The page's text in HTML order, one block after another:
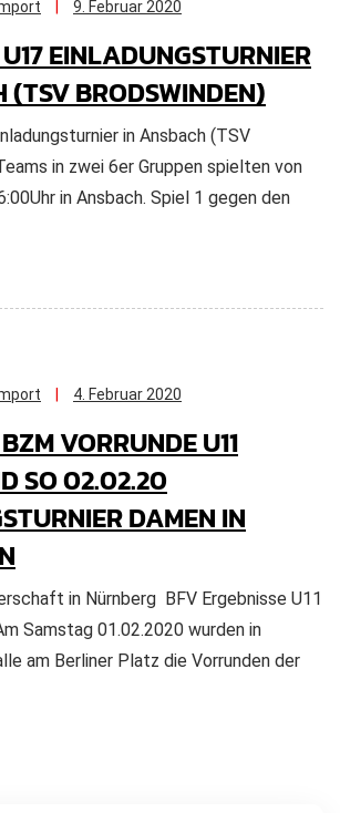
9. Februar 2020
EINLADUNGSTURNIER
(TSV BRODSWINDEN)
in Ansbach (TSV
in zwei 6er Gruppen spielten von
in Ansbach. Spiel 1 gegen den
4. Februar 2020
VORRUNDE U11
SO 02.02.20
DAMEN IN
in Nürnberg BFV Ergebnisse U11
Samstag 01.02.2020 wurden in
am Berliner Platz die Vorrunden der